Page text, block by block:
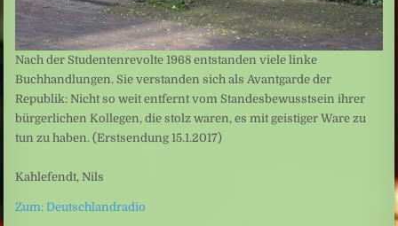
Nach der Studentenrevolte 1968 entstanden viele linke
Buchhandlungen. Sie verstanden sich als Avantgarde der
Republik: Nicht so weit entfernt vom Standesbewusstsein ihrer
bürgerlichen Kollegen, die stolz waren, es mit geistiger Ware zu
tun zu haben. (Erstsendung 15.1.2017)
Kahlefendt, Nils
Zum: Deutschlandradio